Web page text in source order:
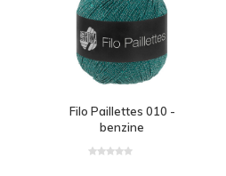
Filo Paillettes 010 -
benzine